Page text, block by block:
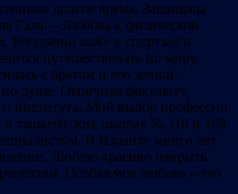
долгое время. Защищала
Гала. – Любовь к физической
Регулярно хожу в спортзал и
путешествовать по миру.
с братом и его женой.
душе. Окончила факультет
института. Мой выбор профессии
ташкентских школах № 110 и 168
В Израиле много лет
Люблю красиво накрыть
Особая моя любовь – это